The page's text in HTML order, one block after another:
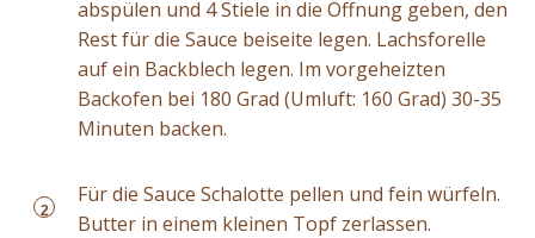
abspülen und 4 Stiele in die Öffnung geben, den
Rest für die Sauce beiseite legen. Lachsforelle
auf ein Backblech legen. Im vorgeheizten
Backofen bei 180 Grad (Umluft: 160 Grad) 30-35
Minuten backen.
2
Für die Sauce Schalotte pellen und fein würfeln.
Butter in einem kleinen Topf zerlassen.